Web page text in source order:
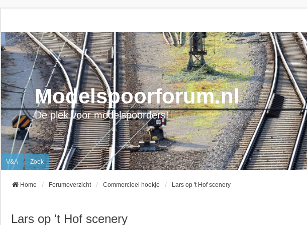
Modelspoorforum.nl
De plek voor modelspoorders!
V&A Zoek
Home Forumoverzicht Commercieel hoekje Lars op 't Hof scenery
Lars op 't Hof scenery